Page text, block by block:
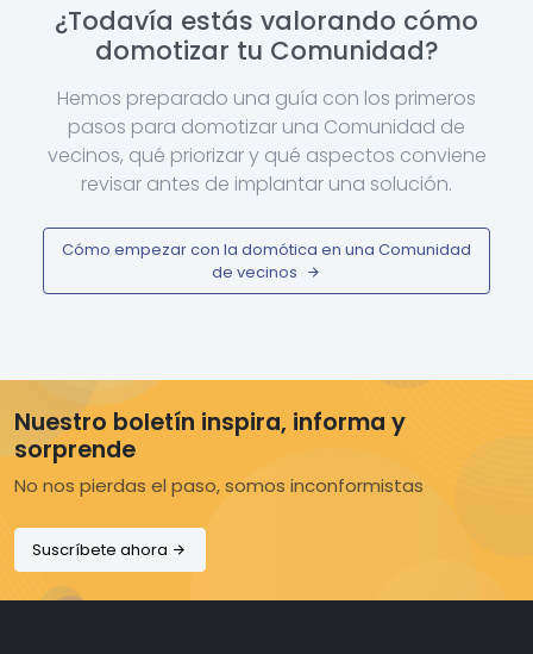
¿Todavía estás valorando cómo
domotizar tu Comunidad?
Hemos preparado una guía con los primeros
pasos para domotizar una Comunidad de
vecinos, qué priorizar y qué aspectos conviene
revisar antes de implantar una solución.
Cómo empezar con la domótica en una Comunidad
de vecinos
Nuestro boletín inspira, informa y
sorprende
No nos pierdas el paso, somos inconformistas
Suscríbete ahora